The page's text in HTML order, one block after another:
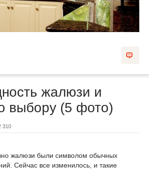
жалюзи и
выбору (5 фото)
310
жалюзи были символом обычных
Сейчас все изменилось, и такие